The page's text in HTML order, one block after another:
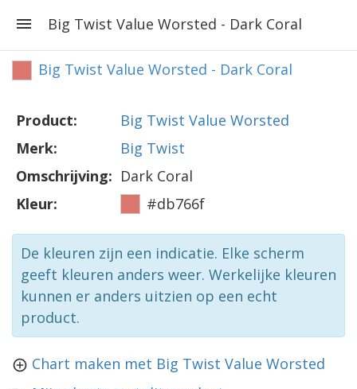
Big Twist Value Worsted - Dark Coral
Big Twist Value Worsted - Dark Coral
Product:
Big Twist Value Worsted
Merk:
Big Twist
Omschrijving: Dark Coral
Kleur:
#db766f
De kleuren zijn een indicatie. Elke scherm
geeft kleuren anders weer. Werkelijke kleuren
kunnen er anders uitzien op een echt
product.
Chart maken met Big Twist Value Worsted